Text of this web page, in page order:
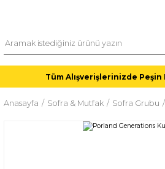
Tüm Alışverişlerinizde Peşin
Anasayfa Sofra & Mutfak Sofra Grubu